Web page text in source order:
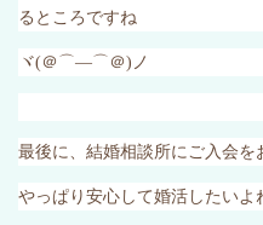
るところですね
ヾ(＠⌒―⌒＠) ノ
最後に、結婚相談所にご入会を
やっぱり安心して婚活したいよ